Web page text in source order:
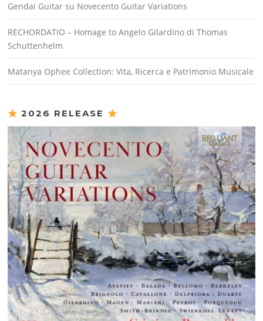
Gendai Guitar su Novecento Guitar Variations
RECHORDATIO – Homage to Angelo Gilardino di Thomas
Schuttenhelm
Matanya Ophee Collection: Vita, Ricerca e Patrimonio Musicale
2026 RELEASE